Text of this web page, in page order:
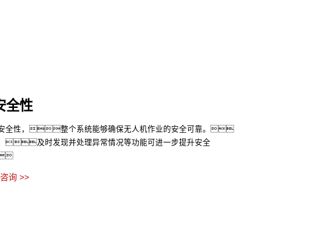
全性
全性，整个系统能够确保无人机作业的安全可靠。
及时发现并处理异常情况等功能可进一步提升安全
询 >>